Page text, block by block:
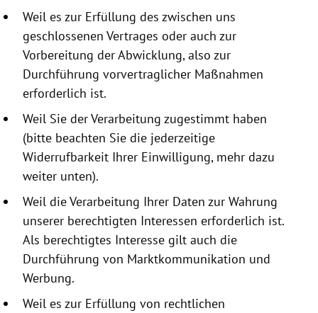
Weil es zur Erfüllung des zwischen uns
geschlossenen Vertrages oder auch zur
Vorbereitung der Abwicklung, also zur
Durchführung vor­vertraglicher Maßnahmen
erforderlich ist.
Weil Sie der Verarbeitung zugestimmt haben
(bitte beachten Sie die jeder­zeitige
Widerrufbarkeit Ihrer Einwilligung, mehr dazu
weiter unten).
Weil die Verarbeitung Ihrer Daten zur Wahrung
unserer berechtigten Interessen erforderlich ist.
Als berechtigtes Interesse gilt auch die
Durchführung von Marktkommunikation und
Werbung.
Weil es zur Erfüllung von rechtlichen